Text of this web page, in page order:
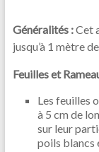
Généralités :Cet
jusqu’à 1 mètre
Feuilles et
Les feuilles
à 5 cm de
sur leur
poils blancs